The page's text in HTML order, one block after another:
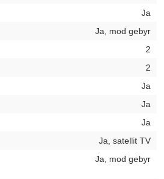
Ja
Ja, mod gebyr
2
2
Ja
Ja
Ja
Ja, satellit TV
Ja, mod gebyr